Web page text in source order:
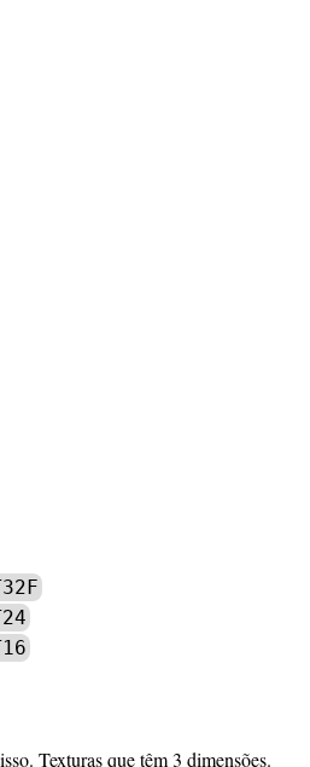
Texturas que têm 3 dimensões.